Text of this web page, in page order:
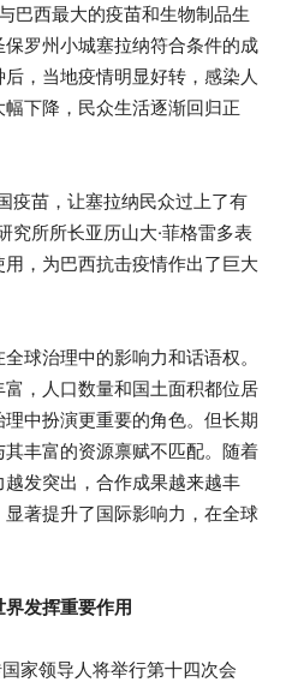
巴西最大的疫苗和生物制品生
罗州小城塞拉纳符合条件的成
，当地疫情明显好转，感染人
下降，民众生活逐渐回归正
疫苗，让塞拉纳民众过上了有
究所所长亚历山大·菲格雷多表
，为巴西抗击疫情作出了巨大
球治理中的影响力和话语权。
，人口数量和国土面积都位居
中扮演更重要的角色。但长期
丰富的资源禀赋不匹配。随着
发突出，合作成果越来越丰
著提升了国际影响力，在全球
发挥重要作用
家领导人将举行第十四次会